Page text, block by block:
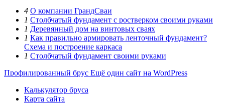
4 О компании ГрандСваи
1 Столбчатый фундамент с ростверком своими руками
1 Деревянный дом на винтовых сваях
1 Как правильно армировать ленточный фундамент?
Схема и построение каркаса
1 Столбчатый фундамент своими руками
Профилированный брус Ещё один сайт на WordPress
Калькулятор бруса
Карта сайта